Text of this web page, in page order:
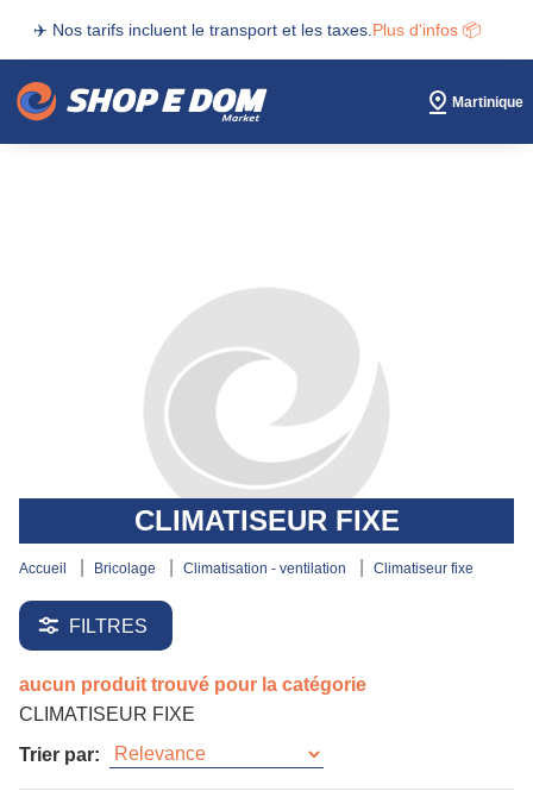
✈️ Nos tarifs incluent le transport et les taxes. Plus d'infos 📦
Martinique
CLIMATISEUR FIXE
accueil bricolage climatisation - ventilation climatiseur fixe
FILTRES
aucun produit trouvé pour la catégorie
CLIMATISEUR FIXE
Trier par: